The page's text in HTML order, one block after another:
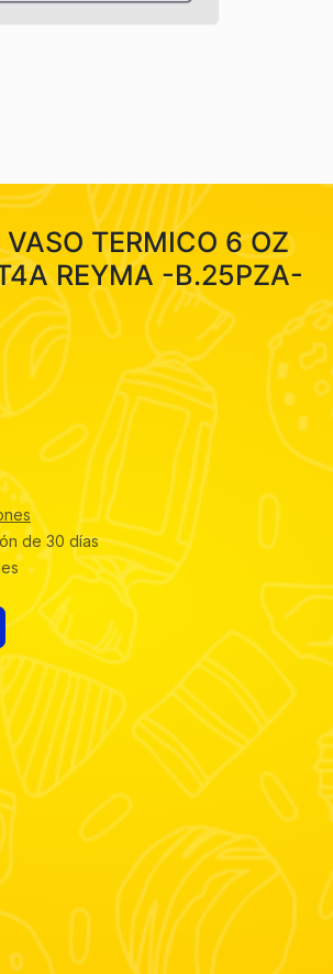
TERMICO 6 OZ
REYMA -B.25PZA-
de 30 días